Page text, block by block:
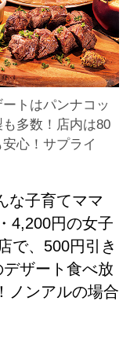
トはパンナコッ
多数！店内は80
心！サプライ
な子育てママ
4,200円の女子
で、500円引き
デザート食べ放
ノンアルの場合